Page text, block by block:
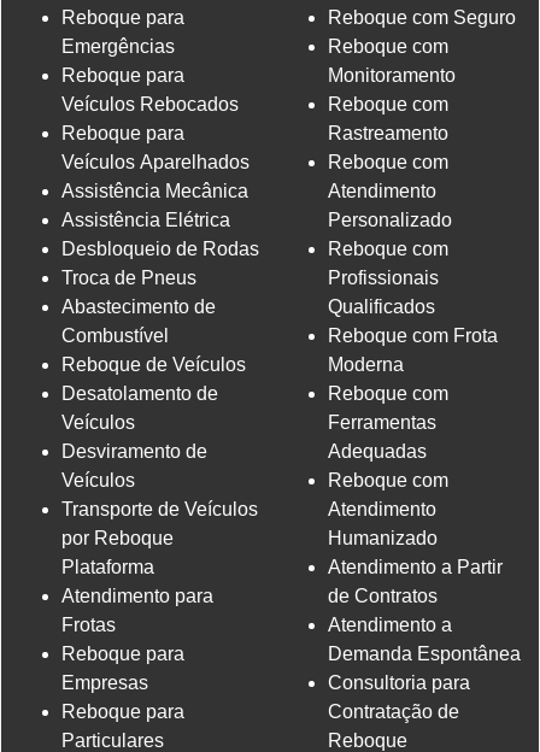
Reboque para
Emergências
Reboque para
Veículos Rebocados
Reboque para
Veículos Aparelhados
Assistência Mecânica
Assistência Elétrica
Desbloqueio de Rodas
Troca de Pneus
Abastecimento de
Combustível
Reboque de Veículos
Desatolamento de
Veículos
Desviramento de
Veículos
Transporte de Veículos
por Reboque
Plataforma
Atendimento para
Frotas
Reboque para
Empresas
Reboque para
Particulares
Reboque com Seguro
Reboque com
Monitoramento
Reboque com
Rastreamento
Reboque com
Atendimento
Personalizado
Reboque com
Profissionais
Qualificados
Reboque com Frota
Moderna
Reboque com
Ferramentas
Adequadas
Reboque com
Atendimento
Humanizado
Atendimento a Partir
de Contratos
Atendimento a
Demanda Espontânea
Consultoria para
Contratação de
Reboque